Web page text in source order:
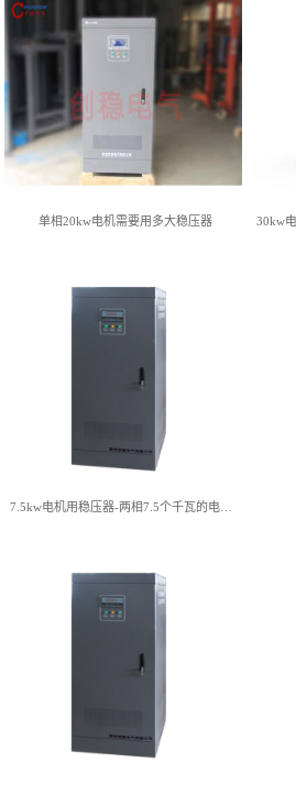
单相20kw电机需要用多大稳压器
7.5kw电机用稳压器-两相7.5个千瓦的电动机用多大的稳压器
7.5kw电机用稳压器-两相7.5个
千瓦的电动机用多大的稳压器
查看详情